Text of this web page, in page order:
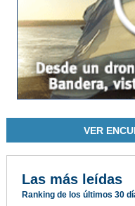
VER
Las más leídas
Ranking de los últimos 30